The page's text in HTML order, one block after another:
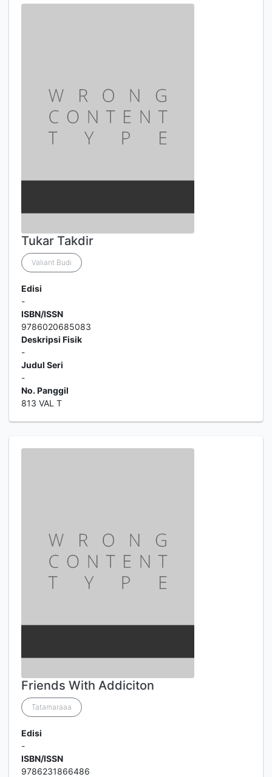
Tukar Takdir
Valiant Budi
Edisi
-
ISBN/ISSN
9786020685083
Deskripsi Fisik
-
Judul Seri
-
No. Panggil
813 VAL T
Friends With Addiciton
Tatamaraaa
Edisi
-
ISBN/ISSN
9786231866486